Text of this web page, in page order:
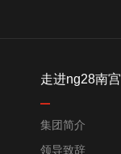
走进ng28南宫
集团简介
领导致辞